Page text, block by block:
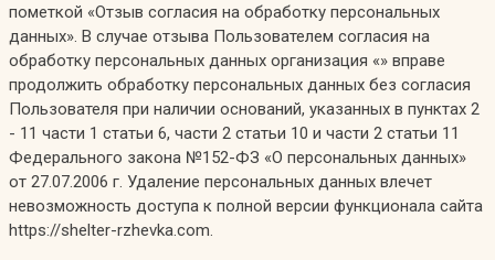
пометкой «Отзыв согласия на обработку персональных
данных». В случае отзыва Пользователем согласия на
обработку персональных данных организация «» вправе
продолжить обработку персональных данных без согласия
Пользователя при наличии оснований, указанных в пунктах 2
- 11 части 1 статьи 6, части 2 статьи 10 и части 2 статьи 11
Федерального закона №152-ФЗ «О персональных данных»
от 27.07.2006 г. Удаление персональных данных влечет
невозможность доступа к полной версии функционала сайта
https://shelter-rzhevka.com.